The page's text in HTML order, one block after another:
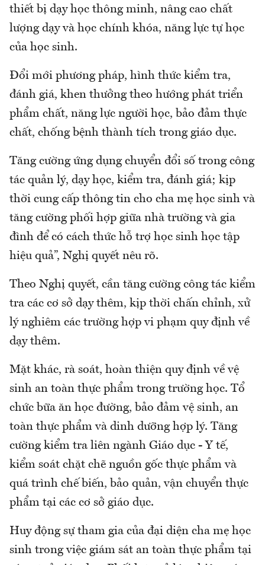
thiết bị dạy học thông minh, nâng cao chất
lượng dạy và học chính khóa, năng lực tự học
của học sinh.
Đổi mới phương pháp, hình thức kiểm tra,
đánh giá, khen thưởng theo hướng phát triển
phẩm chất, năng lực người học, bảo đảm thực
chất, chống bệnh thành tích trong giáo dục.
Tăng cường ứng dụng chuyển đổi số trong công
tác quản lý, dạy học, kiểm tra, đánh giá; kịp
thời cung cấp thông tin cho cha mẹ học sinh và
tăng cường phối hợp giữa nhà trường và gia
đình để có cách thức hỗ trợ học sinh học tập
hiệu quả”, Nghị quyết nêu rõ.
Theo Nghị quyết, cần tăng cường công tác kiểm
tra các cơ sở dạy thêm, kịp thời chấn chỉnh, xử
lý nghiêm các trường hợp vi phạm quy định về
dạy thêm.
Mặt khác, rà soát, hoàn thiện quy định về vệ
sinh an toàn thực phẩm trong trường học. Tổ
chức bữa ăn học đường, bảo đảm vệ sinh, an
toàn thực phẩm và dinh dưỡng hợp lý. Tăng
cường kiểm tra liên ngành Giáo dục - Y tế,
kiểm soát chặt chẽ nguồn gốc thực phẩm và
quá trình chế biến, bảo quản, vận chuyển thực
phẩm tại các cơ sở giáo dục.
Huy động sự tham gia của đại diện cha mẹ học
sinh trong việc giám sát an toàn thực phẩm tại